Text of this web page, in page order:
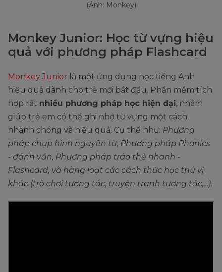
(Ảnh: Monkey)
Monkey Junior: Học từ vựng hiệu
quả với phương pháp Flashcard
Monkey Junior là một ứng dụng học tiếng Anh
hiệu quả dành cho trẻ mới bắt đầu. Phần mềm tích
hợp rất nhiều phương pháp học hiện đại, nhằm
giúp trẻ em có thể ghi nhớ từ vựng một cách
nhanh chóng và hiệu quả. Cụ thể như: Phương
pháp chụp hình nguyên từ, Phương pháp Phonics
- đánh vần, Phương pháp tráo thẻ nhanh -
Flashcard, và hàng loạt các cách thức học thú vị
khác (trò chơi tương tác, truyện tranh tương tác,...).